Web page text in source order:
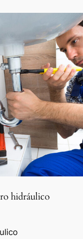
hidráulico